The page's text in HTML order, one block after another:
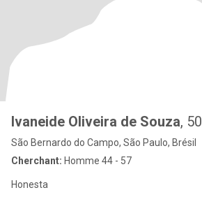
Ivaneide Oliveira de Souza, 50
São Bernardo do Campo, São Paulo, Brésil
Cherchant: Homme 44 - 57
Honesta